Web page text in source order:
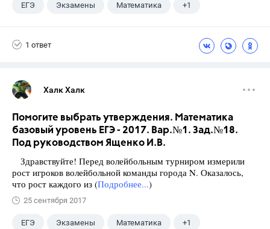
ЕГЭ Экзамены Математика +1
1 ответ
Халк Халк
Помогите выбрать утверждения. Математика
базовый уровень ЕГЭ - 2017. Вар.№1. Зад.№18.
Под руководством Ященко И.В.
Здравствуйте! Перед волейбольным турниром измерили
рост игроков волейбольной команды города N. Оказалось,
что рост каждого из (Подробнее...)
25 сентября 2017
ЕГЭ Экзамены Математика +1